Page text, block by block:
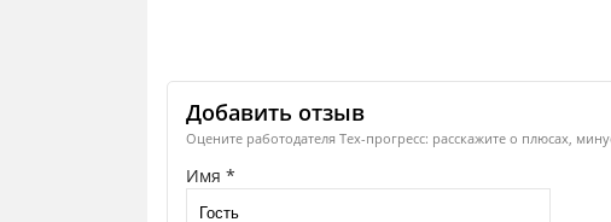
Добавить отзыв
Оцените работодателя Тех-прогресс: расскажите о плюсах,
Имя *